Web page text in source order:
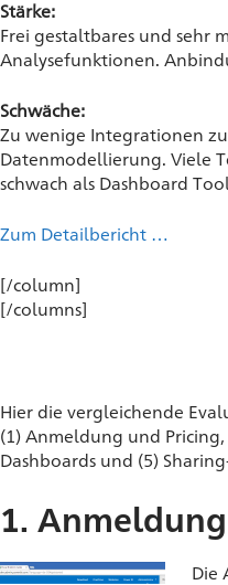
Stärke:
Frei gestaltbares und sehr
Analysefunktionen.
Schwäche:
Zu wenige Integrationen
Datenmodellierung. Viele
schwach als Dashboard
Zum Detailbericht …
[/column]
[/columns]
Hier die vergleichende
(1) Anmeldung und
Dashboards und (5)
1.
Die